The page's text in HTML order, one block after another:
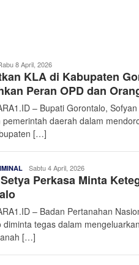
8 April, 2026
KLA di Kabupaten
Peran OPD dan
– Bupati Gorontalo,
pemerintah daerah dalam
[…]
Admin
Nusantara
Sabtu 4 April, 2026
Perkasa Minta
– Badan Pertanahan
diminta tegas dalam
[…]